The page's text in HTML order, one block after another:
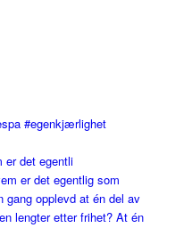
er det egentli